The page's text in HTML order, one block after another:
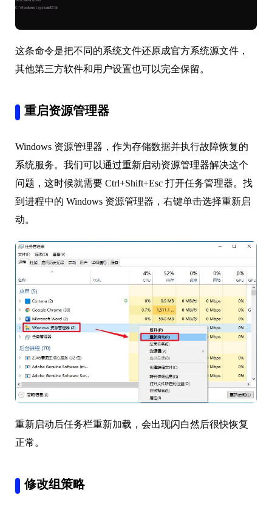
这条命令是把不同的系统文件还原成官方系统源文件，
其他第三方软件和用户设置也可以完全保留。
重启资源管理器
Windows 资源管理器，作为存储数据并执行故障恢复的
系统服务。我们可以通过重新启动资源管理器解决这个
问题，这时候就需要 Ctrl+Shift+Esc 打开任务管理器。找
到进程中的 Windows 资源管理器，右键单击选择重新启
动。
重新启动后任务栏重新加载，会出现闪白然后很快恢复
正常。
修改组策略